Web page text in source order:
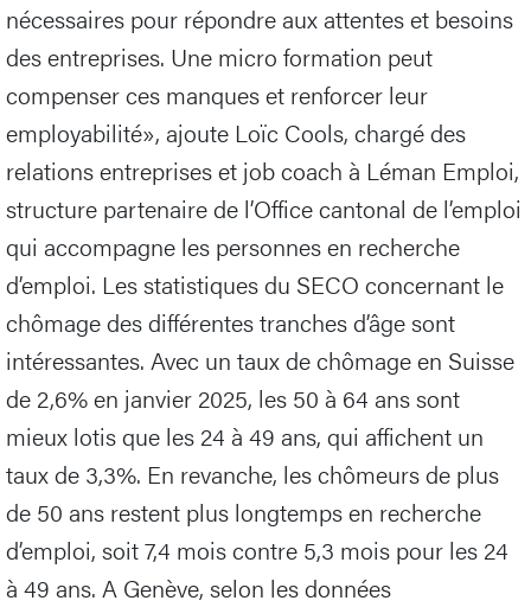
nécessaires pour répondre aux attentes et besoins
des entreprises. Une micro formation peut
compenser ces manques et renforcer leur
employabilité», ajoute Loïc Cools, chargé des
relations entreprises et job coach à Léman Emploi,
structure partenaire de l’Office cantonal de l’emploi
qui accompagne les personnes en recherche
d’emploi. Les statistiques du SECO concernant le
chômage des différentes tranches d’âge sont
intéressantes. Avec un taux de chômage en Suisse
de 2,6% en janvier 2025, les 50 à 64 ans sont
mieux lotis que les 24 à 49 ans, qui affichent un
taux de 3,3%. En revanche, les chômeurs de plus
de 50 ans restent plus longtemps en recherche
d’emploi, soit 7,4 mois contre 5,3 mois pour les 24
à 49 ans. A Genève, selon les données